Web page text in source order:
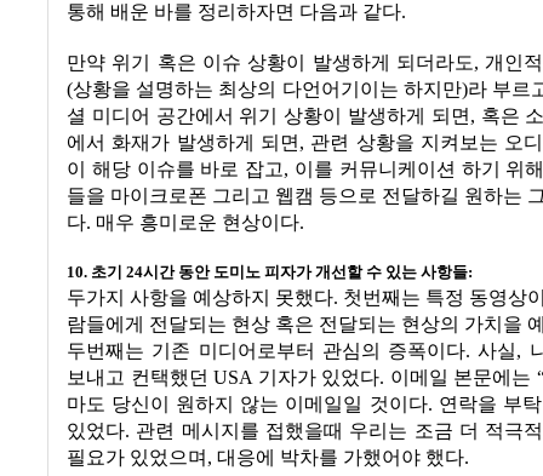
통해 배운 바를 정리하자면 다음과 같다.
만약 위기 혹은 이슈 상황이 발생하게 되더라도,개인
(상황을 설명하는 최상의 다언어기이는 하지만)라 부르
셜 미디어 공간에서 위기 상황이 발생하게 되면, 혹은
에서 화재가 발생하게 되면, 관련 상황을 지켜보는 오
이 해당 이슈를 바로 잡고, 이를 커뮤니케이션 하기 위
들을 마이크로폰 그리고 웹캠 등으로 전달하길 원하는
다. 매우 흥미로운 현상이다.
10. 초기 24시간 동안 도미노 피자가 개선할 수 있는 사항들:
두가지 사항을 예상하지 못했다. 첫번째는 특정 동영상
람들에게 전달되는 현상 혹은 전달되는 현상의 가치을
두번째는 기존 미디어로부터 관심의 증폭이다.사실,
보내고 컨택했던 USA 기자가 있었다. 이메일 본문에는
마도 당신이 원하지 않는 이메일일 것이다. 연락을 부
있었다. 관련 메시지를 접했을때 우리는 조금 더 적극
필요가 있었으며 , 대응에 박차를 가했어야 했다.